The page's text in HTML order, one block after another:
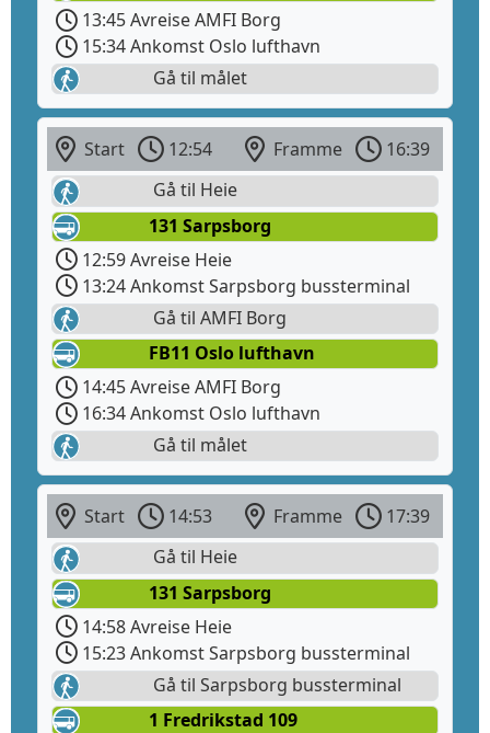
13:45 Avreise AMFI Borg
15:34 Ankomst Oslo lufthavn
Gå til målet
Start 12:54 Framme
16:39
Gå til Heie
131 Sarpsborg
12:59 Avreise Heie
13:24 Ankomst Sarpsborg bussterminal
Gå til AMFI Borg
FB11 Oslo lufthavn
14:45 Avreise AMFI Borg
16:34 Ankomst Oslo lufthavn
Gå til målet
Start 14:53 Framme
17:39
Gå til Heie
131 Sarpsborg
14:58 Avreise Heie
15:23 Ankomst Sarpsborg bussterminal
Gå til Sarpsborg bussterminal
1 Fredrikstad 109